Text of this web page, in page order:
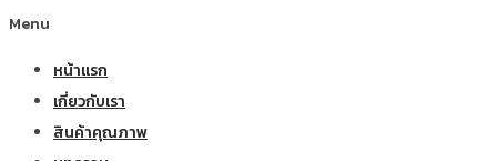
Menu
หน้าแรก
เกี่ยวกับเรา
สินค้าคุณภาพ